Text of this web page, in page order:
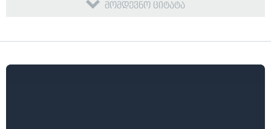
მომდევნო ციტატა